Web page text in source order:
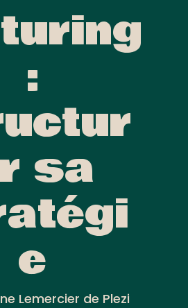
:
sa
e
Lemercier de Plezi